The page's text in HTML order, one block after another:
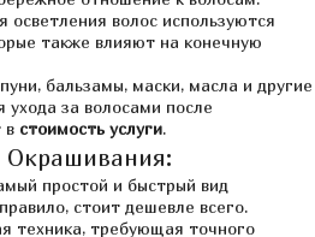
осветления волос используются
также влияют на конечную
бальзамы, маски, масла и другие
ухода за волосами после
в стоимость услуги.
Окрашивания:
простой и быстрый вид
стоит дешевле всего.
техника, требующая точного